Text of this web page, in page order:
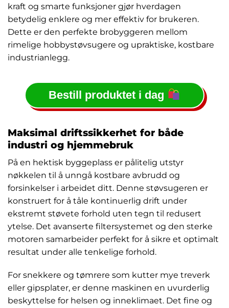
kraft og smarte funksjoner gjør hverdagen
betydelig enklere og mer effektiv for brukeren.
Dette er den perfekte brobyggeren mellom
rimelige hobbystøvsugere og upraktiske, kostbare
industrianlegg.
Bestill produktet i dag
Maksimal driftssikkerhet for både
industri og hjemmebruk
På en hektisk byggeplass er pålitelig utstyr
nøkkelen til å unngå kostbare avbrudd og
forsinkelser i arbeidet ditt. Denne støvsugeren er
konstruert for å tåle kontinuerlig drift under
ekstremt støvete forhold uten tegn til redusert
ytelse. Det avanserte filtersystemet og den sterke
motoren samarbeider perfekt for å sikre et optimalt
resultat under alle tenkelige forhold.
For snekkere og tømrere som kutter mye treverk
eller gipsplater, er denne maskinen en uvurderlig
beskyttelse for helsen og inneklimaet. Det fine og